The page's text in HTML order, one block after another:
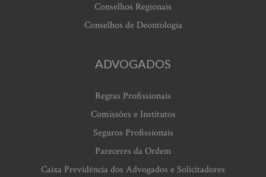
Conselhos Regionais
Conselhos de Deontologia
ADVOGADOS
Regras Profissionais
Comissões e Institutos
Seguros Profissionais
Pareceres da Ordem
Caixa Previdência dos Advogados e Solicitadores